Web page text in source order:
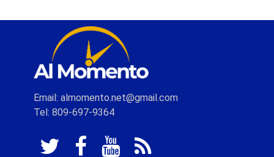
Email: almomento.net@gmail.com
Tel: 809-697-9364